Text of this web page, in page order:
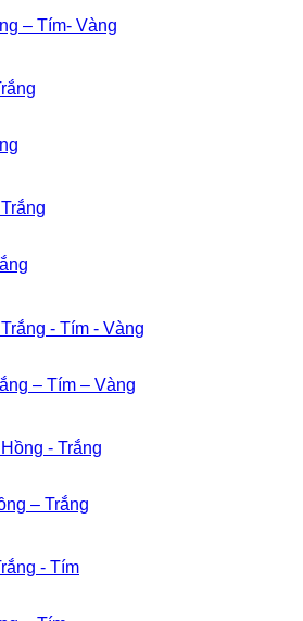
– Tím- Vàng
– Tím – Vàng
– Trắng